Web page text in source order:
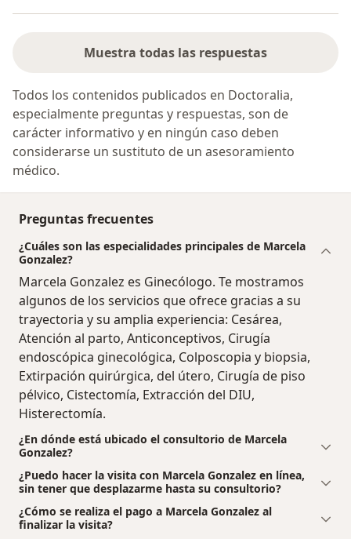
Muestra todas las respuestas
Todos los contenidos publicados en Doctoralia,
especialmente preguntas y respuestas, son de
carácter informativo y en ningún caso deben
considerarse un sustituto de un asesoramiento
médico.
Preguntas frecuentes
¿Cuáles son las especialidades principales de Marcela
Gonzalez?
Marcela Gonzalez es Ginecólogo. Te mostramos
algunos de los servicios que ofrece gracias a su
trayectoria y su amplia experiencia: Cesárea,
Atención al parto, Anticonceptivos, Cirugía
endoscópica ginecológica, Colposcopia y biopsia,
Extirpación quirúrgica, del útero, Cirugía de piso
pélvico, Cistectomía, Extracción del DIU,
Histerectomía.
¿En dónde está ubicado el consultorio de Marcela
Gonzalez?
¿Puedo hacer la visita con Marcela Gonzalez en línea,
sin tener que desplazarme hasta su consultorio?
¿Cómo se realiza el pago a Marcela Gonzalez al
finalizar la visita?